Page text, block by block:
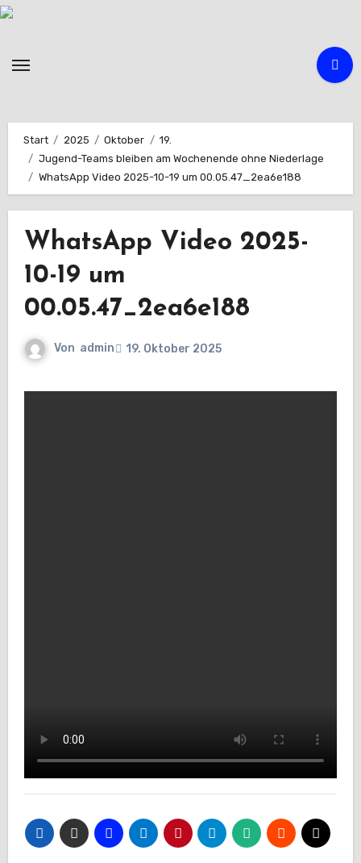
Zum
Start 2025 Oktober
19.
Jugend-Teams bleiben am Wochenende ohne Niederlage
WhatsApp Video 2025-10-19 um 00.05.47_2ea6e188
WhatsApp Video 2025-
10-19 um
00.05.47_2ea6e188
Von admin 19. Oktober 2025